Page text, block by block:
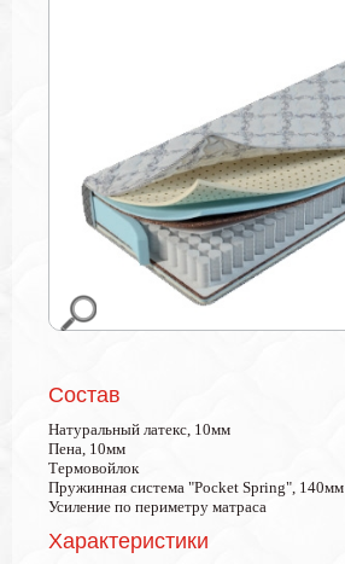
Состав
Натуральный латекс, 10мм
Пена, 10мм
Термовойлок
Пружинная система "Pocket Spring", 140мм
Усиление по периметру матраса
Характеристики